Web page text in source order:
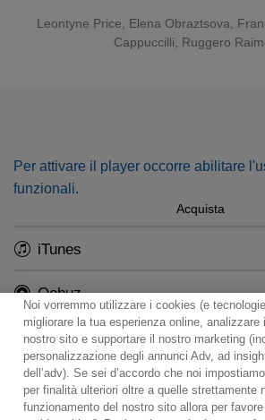
Leontyne Price Elena Obraztsova
Cappuccilli
Ruggero
Per attivare il player occorre abilitare
funzionali.
Acquista
iTunes
Qobuz
Contact Notiziario
Politica
Noi vorremmo utilizzare i cookies (e
migliorare la tua esperienza online, analizzare
nostro sito e supportare il nostro marketing
personalizzazione degli annunci Adv, ad
dell’adv). Se sei d’accordo che noi
per finalità ulteriori oltre a quelle strettamente
funzionamento del nostro sito allora per